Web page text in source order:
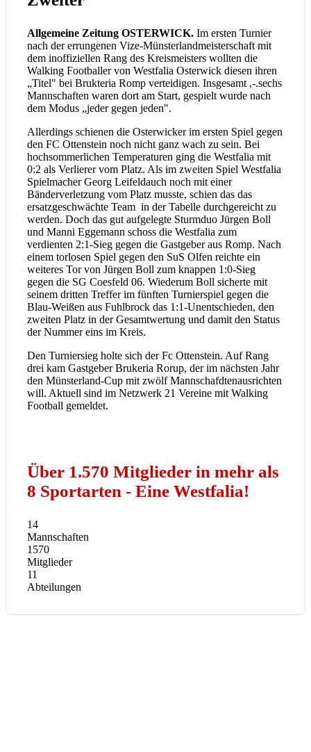
Allgemeine Zeitung OSTERWICK. Im ersten Turnier
nach der errungenen Vize-Münsterlandmeisterschaft mit
dem inoffiziellen Rang des Kreismeisters wollten die
Walking Footballer von Westfalia Osterwick diesen ihren
„Titel" bei Brukteria Romp verteidigen. Insgesamt ,-.sechs
Mannschaften waren dort am Start, gespielt wurde nach
dem Modus „jeder gegen jeden".
Allerdings schienen die Osterwicker im ersten Spiel gegen
den FC Ottenstein noch nicht ganz wach zu sein. Bei
hochsommerlichen Temperaturen ging die Westfalia mit
0:2 als Verlierer vom Platz. Als im zweiten Spiel Westfalia
Spielmacher Georg Leifeldauch noch mit einer
Bänderverletzung vom Platz musste, schien das das
ersatzgeschwächte Team in der Tabelle durchgereicht zu
werden. Doch das gut aufgelegte Sturmduo Jürgen Boll
und Manni Eggemann schoss die Westfalia zum
verdienten 2:1-Sieg gegen die Gastgeber aus Romp. Nach
einem torlosen Spiel gegen den SuS Olfen reichte ein
weiteres Tor von Jürgen Boll zum knappen 1:0-Sieg
gegen die SG Coesfeld 06. Wiederum Boll sicherte mit
seinem dritten Treffer im fünften Turnierspiel gegen die
Blau-Weißen aus Fuhlbrock das 1:1-Unentschieden, den
zweiten Platz in der Gesamtwertung und damit den Status
der Nummer eins im Kreis.
Den Turniersieg holte sich der Fc Ottenstein. Auf Rang
drei kam Gastgeber Brukeria Rorup, der im nächsten Jahr
den Münsterland-Cup mit zwölf Mannschafdtenausrichten
will. Aktuell sind im Netzwerk 21 Vereine mit Walking
Football gemeldet.
Über 1.570 Mitglieder in mehr als
8 Sportarten - Eine Westfalia!
14
Mannschaften
1570
Mitglieder
11
Abteilungen